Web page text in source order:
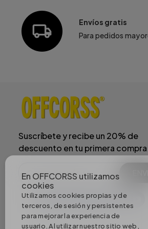
En OFFCORSS utilizamos
cookies
Utilizamos cookies propias y de
terceros, de sesión y persistentes
para mejorar la experiencia de
usuario. Al utilizar nuestro sitio web,
Envíos gratis
Para pedidos
Suscríbete y recibe un 20% de
descuento en tu primera